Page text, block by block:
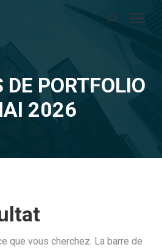
Recherche
PORTFOLIO
2026
que vous cherchez. La barre de